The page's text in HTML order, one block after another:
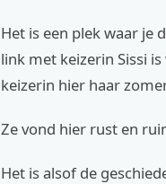
Het is een plek waar je
link met keizerin Sissi
keizerin hier haar
Ze vond hier rust en
Het is alsof de